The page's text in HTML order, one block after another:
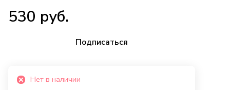
530 руб.
Подписаться
Нет в наличии